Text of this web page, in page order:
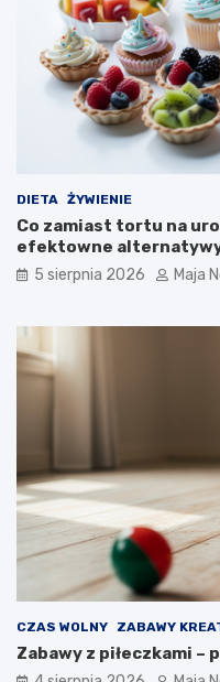
DIETA ŻYWIENIE
Co zamiast tortu na
efektowne
5 sierpnia 2026 Maja
CZAS WOLNY ZABAWY
Zabawy z piłeczkami –